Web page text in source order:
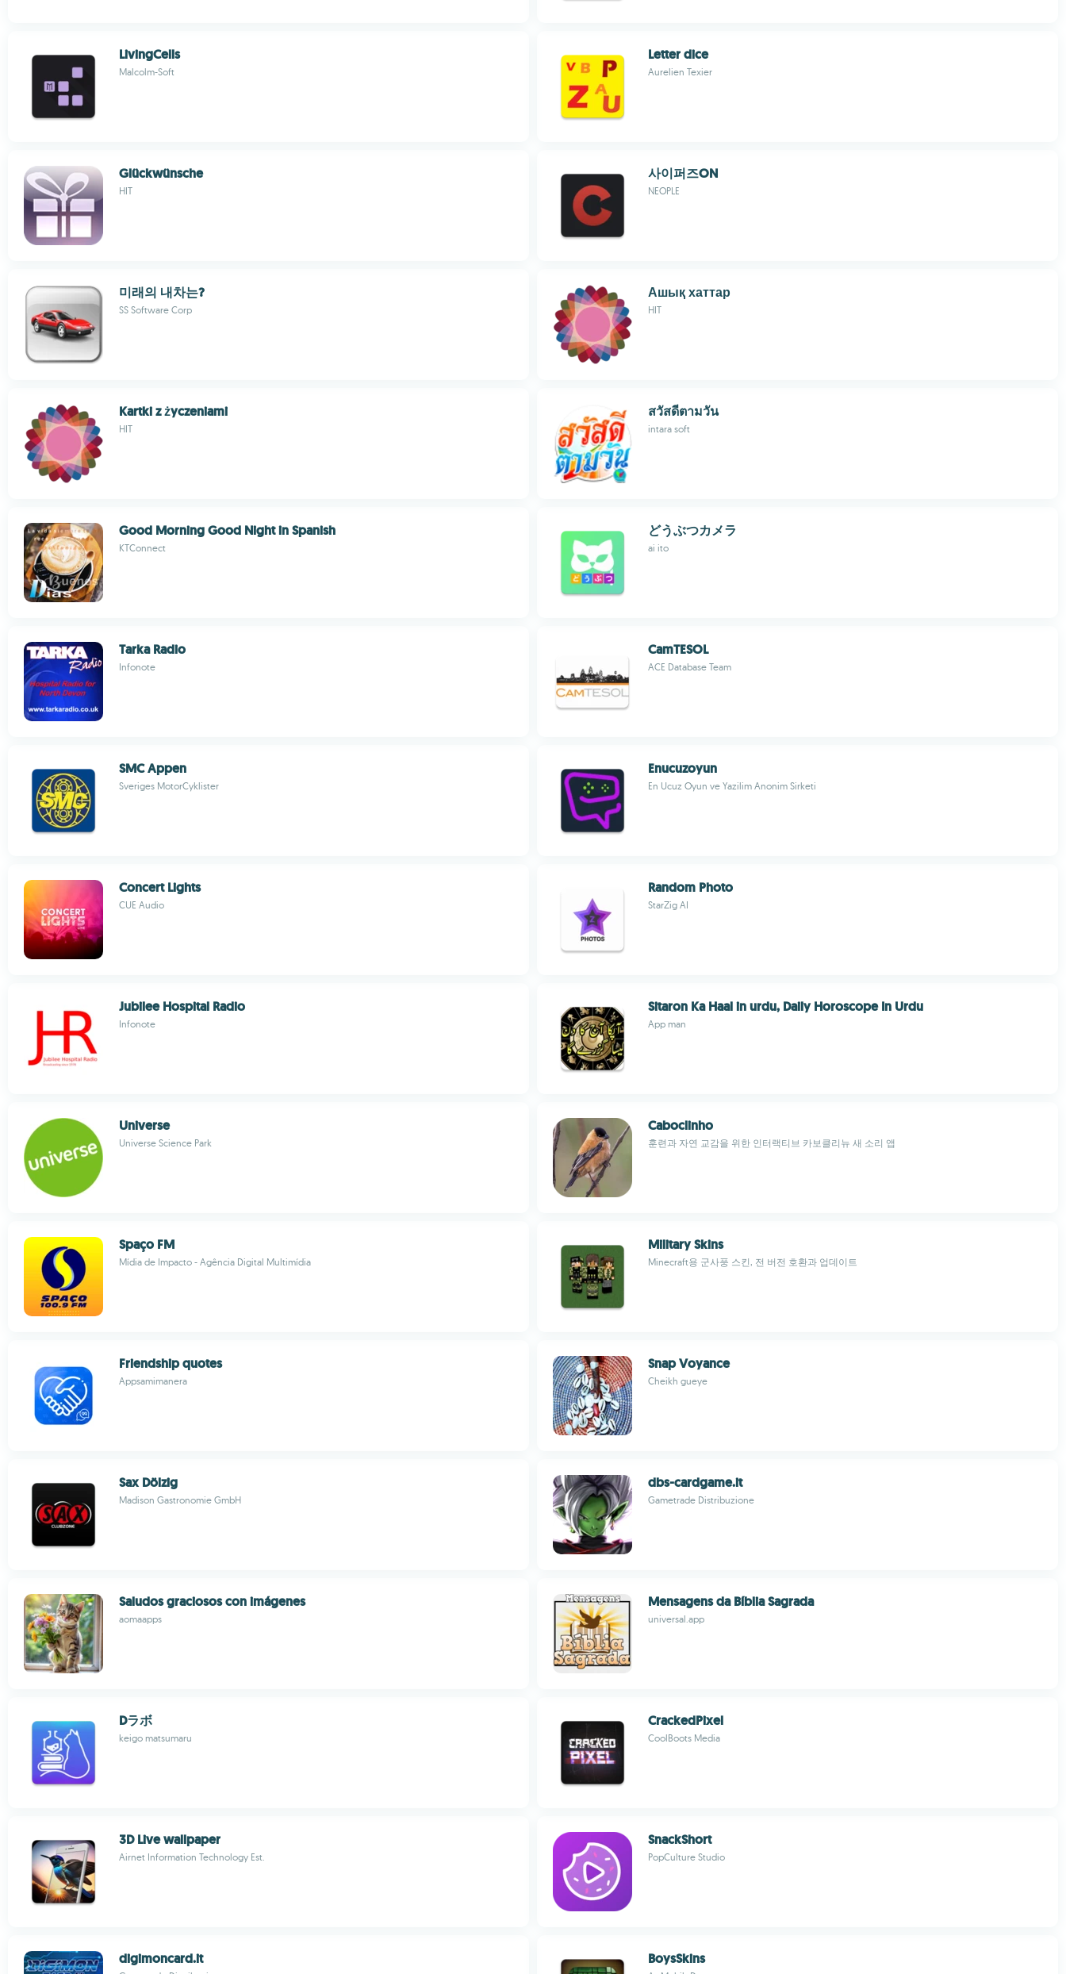
LivingCells
Malcolm-Soft
Letter dice
Aurelien Texier
Glückwünsche
HIT
사이퍼즈ON
NEOPLE
미래의 내차는?
SS Software Corp
Ашық хаттар
HIT
Kartki z życzeniami
HIT
สวัสดีตามวัน
intara soft
Good Morning Good Night in Spanish
KTConnect
どうぶつカメラ
ai ito
Tarka Radio
Infonote
CamTESOL
ACE Database Team
SMC Appen
Sveriges MotorCyklister
Enucuzoyun
En Ucuz Oyun ve Yazilim Anonim Sirketi
Concert Lights
CUE Audio
Random Photo
StarZig AI
Jubilee Hospital Radio
Infonote
Sitaron Ka Haal in urdu, Daily Horoscope In Urdu
App man
Universe
Universe Science Park
Caboclinho
훈련과 자연 교감을 위한 인터랙티브 카보클리뉴 새 소리 앱
Spaço FM
Mídia de Impacto - Agência Digital Multimídia
Military Skins
Minecraft용 군사풍 스킨, 전 버전 호환과 업데이트
Friendship quotes
Appsamimanera
Snap Voyance
Cheikh gueye
Sax Dölzig
Madison Gastronomie GmbH
dbs-cardgame.it
Gametrade Distribuzione
Saludos graciosos con imágenes
aomaapps
Mensagens da Bíblia Sagrada
universal.app
Dラボ
keigo matsumaru
CrackedPixel
CoolBoots Media
3D Live wallpaper
Airnet Information Technology Est.
SnackShort
PopCulture Studio
digimoncard.it BoysSkins